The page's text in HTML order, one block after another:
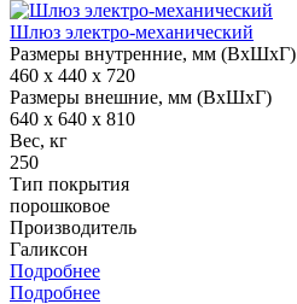
Шлюз электро-механический
Размеры внутренние, мм (ВхШхГ)
460 x 440 x 720
Размеры внешние, мм (ВхШхГ)
640 x 640 x 810
Вес, кг
250
Тип покрытия
порошковое
Производитель
Галиксон
Подробнее
Подробнее